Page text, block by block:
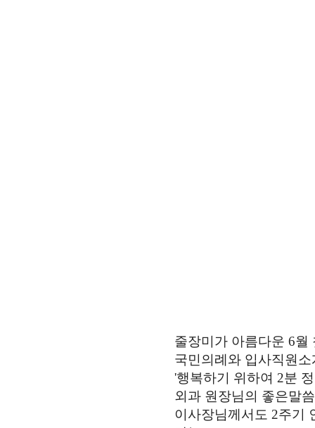
줄장미가 아름다운 6월
국민의례와 입사직원
'행복하기 위하여 2분
외과 원장님의 좋은말
이사장님께서도 2주기